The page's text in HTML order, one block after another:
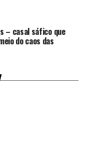
– casal sáfico que
do caos das